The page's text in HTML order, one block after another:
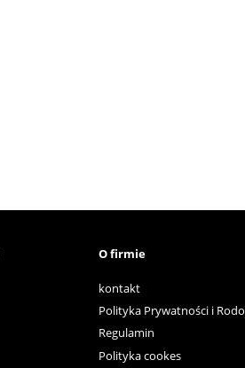
O firmie
kontakt
Polityka Prywatności i Rodo
Regulamin
Polityka cookes